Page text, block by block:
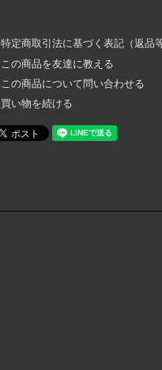
特定商取引法に基づく表記（返品等
この商品を友達に教える
この商品について問い合わせる
買い物を続ける